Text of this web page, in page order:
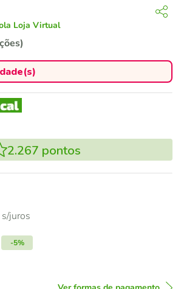
Loja Virtual
2.267 pontos
s/juros
-5%